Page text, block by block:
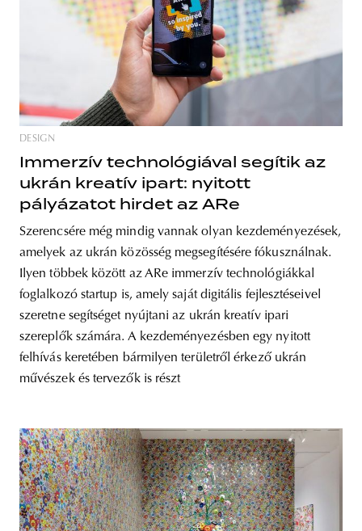
DESIGN
Immerzív technológiával segítik az
ukrán kreatív ipart: nyitott
pályázatot hirdet az ARe
Szerencsére még mindig vannak olyan kezdeményezések,
amelyek az ukrán közösség megsegítésére fókusználnak.
Ilyen többek között az ARe immerzív technológiákkal
foglalkozó startup is, amely saját digitális fejlesztéseivel
szeretne segítséget nyújtani az ukrán kreatív ipari
szereplők számára. A kezdeményezésben egy nyitott
felhívás keretében bármilyen területről érkező ukrán
művészek és tervezők is részt